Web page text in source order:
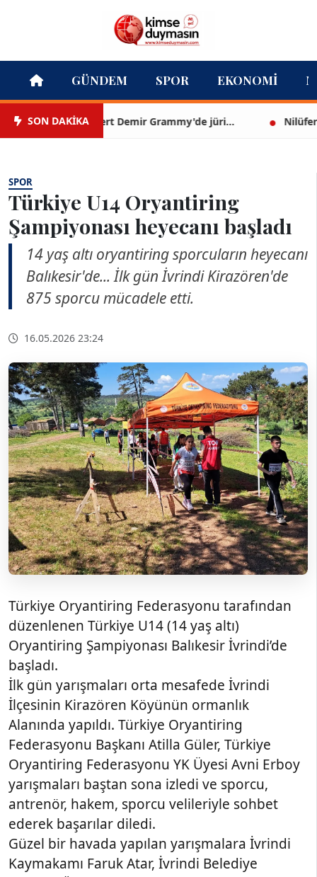
GÜNDEM SPOR EKONOMI
SON DAKİKAMert Demir Grammy'de jüri... Nilüfer
SPOR
Türkiye U14 Oryantiring
Şampiyonası heyecanı başladı
14 yaş altı oryantiring sporcuların heyecanı
Balıkesir'de... İlk gün İvrindi Kirazören'de
875 sporcu mücadele etti.
16.05.2026 23:24
Türkiye Oryantiring Federasyonu tarafından
düzenlenen Türkiye U14 (14 yaş altı)
Oryantiring Şampiyonası Balıkesir İvrindi’de
başladı.
İlk gün yarışmaları orta mesafede İvrindi
İlçesinin Kirazören Köyünün ormanlık
Alanında yapıldı. Türkiye Oryantiring
Federasyonu Başkanı Atilla Güler, Türkiye
Oryantiring Federasyonu YK Üyesi Avni Erboy
yarışmaları baştan sona izledi ve sporcu,
antrenör, hakem, sporcu velileriyle sohbet
ederek başarılar diledi.
Güzel bir havada yapılan yarışmalara İvrindi
Kaymakamı Faruk Atar, İvrindi Belediye